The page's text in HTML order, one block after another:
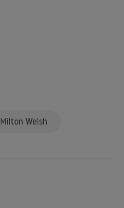
Milton Welsh